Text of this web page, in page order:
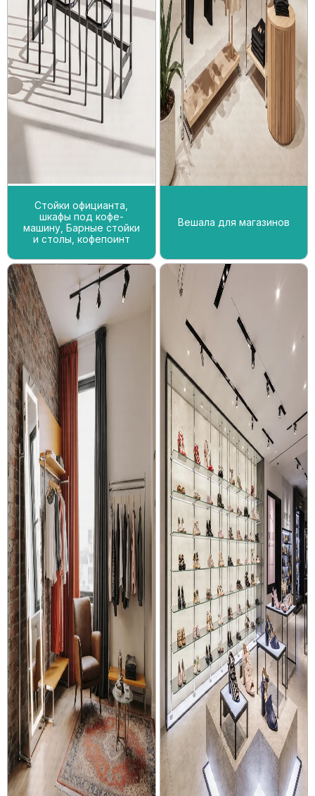
Стойки официанта,
шкафы под кофе-
машину, Барные стойки
и столы, кофепоинт
Вешала для магазинов